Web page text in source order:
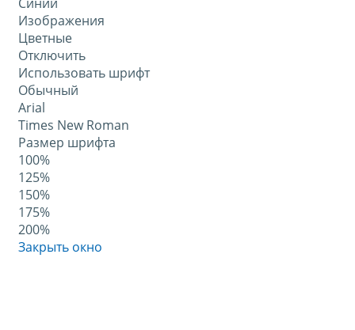
Синий
Изображения
Цветные
Отключить
Использовать шрифт
Обычный
Arial
Times New Roman
Размер шрифта
100%
125%
150%
175%
200%
Закрыть окно